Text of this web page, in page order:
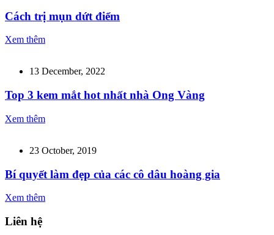
Cách trị mụn dứt điểm
Xem thêm
13 December, 2022
Top 3 kem mắt hot nhất nhà Ong Vàng
Xem thêm
23 October, 2019
Bí quyết làm đẹp của các cô dâu hoàng gia
Xem thêm
Liên hệ